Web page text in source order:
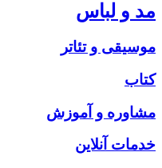
مد و لباس
موسیقی و تئاتر
کتاب
مشاوره و آموزش
خدمات آنلاین